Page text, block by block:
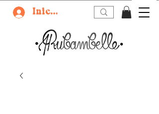
Iniciar sesión